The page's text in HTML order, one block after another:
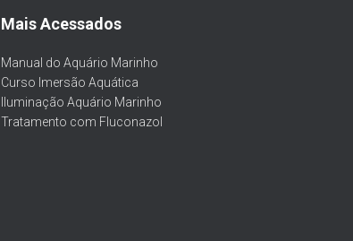
Mais Acessados
Manual do Aquário Marinho
Curso Imersão Aquática
Iluminação Aquário Marinho
Tratamento com Fluconazol